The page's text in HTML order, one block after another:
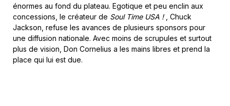
énormes au fond du plateau. Egotique et peu enclin aux
concessions, le créateur de Soul Time USA !, Chuck
Jackson, refuse les avances de plusieurs sponsors pour
une diffusion nationale. Avec moins de scrupules et surtout
plus de vision, Don Cornelius a les mains libres et prend la
place qui lui est due.